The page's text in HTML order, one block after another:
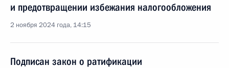
и предотвращении избежания налогообложения
2 ноября 2024 года, 14:15
Подписан закон о ратификации